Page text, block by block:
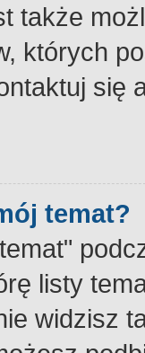
także
których
się
temat?
listy
widzisz